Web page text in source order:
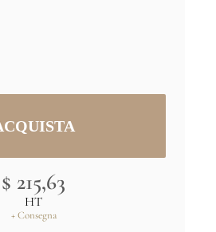
cm x L 91,4 cm -
larga 91 cm
specialisu richiesta
(C) RMN-Grand
$ 215,63
HT
+ Consegna